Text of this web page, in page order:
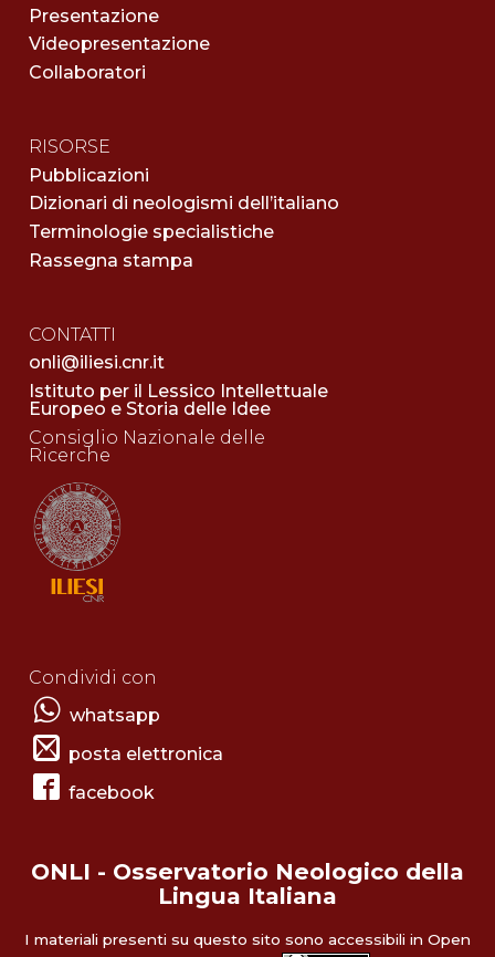
Presentazione
Videopresentazione
Collaboratori
RISORSE
Pubblicazioni
Dizionari di neologismi dell’italiano
Terminologie specialistiche
Rassegna stampa
CONTATTI
onli@iliesi.cnr.it
Istituto per il Lessico Intellettuale
Europeo e Storia delle Idee
Consiglio Nazionale delle
Ricerche
Condividi con
whatsapp
posta elettronica
facebook
ONLI - Osservatorio Neologico della
Lingua Italiana
I materiali presenti su questo sito sono accessibili in Open